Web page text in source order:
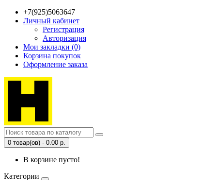
+7(925)5063647
Личный кабинет
Регистрация
Авторизация
Мои закладки (0)
Корзина покупок
Оформление заказа
0 товар(ов) - 0.00 р.
В корзине пусто!
Категории